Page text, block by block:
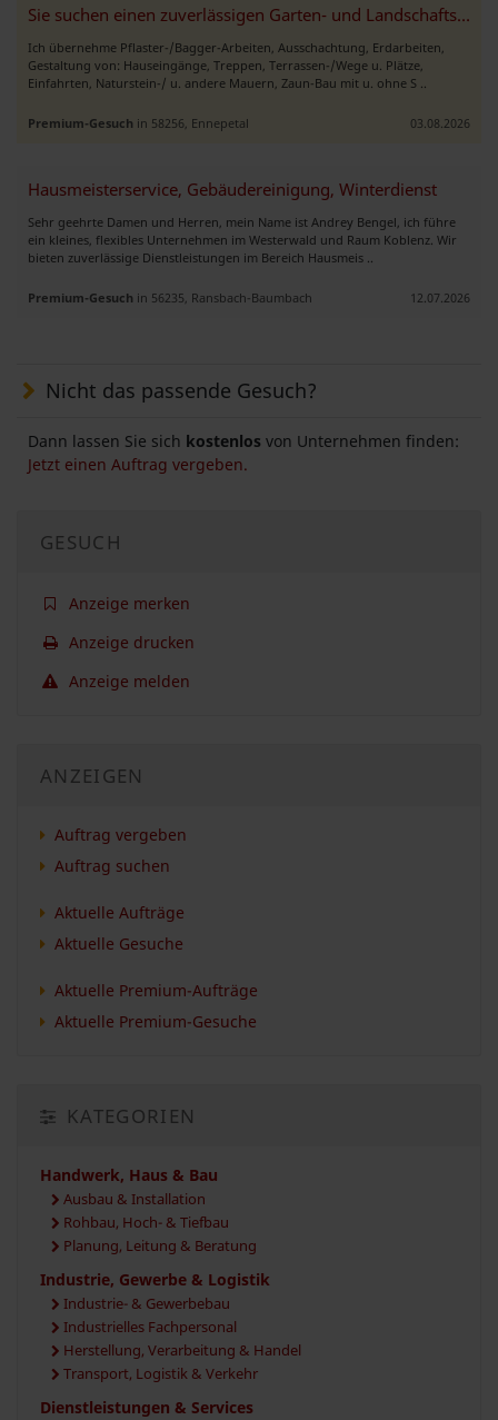
Sie suchen einen zuverlässigen Garten- und Landschaftsbau?
Ich übernehme Pflaster-/Bagger-Arbeiten, Ausschachtung, Erdarbeiten,
Gestaltung von: Hauseingänge, Treppen, Terrassen-/Wege u. Plätze,
Einfahrten, Naturstein-/ u. andere Mauern, Zaun-Bau mit u. ohne S ..
Premium-Gesuch in 58256, Ennepetal 03.08.2026
Hausmeisterservice, Gebäudereinigung, Winterdienst
Sehr geehrte Damen und Herren, mein Name ist Andrey Bengel, ich führe
ein kleines, flexibles Unternehmen im Westerwald und Raum Koblenz. Wir
bieten zuverlässige Dienstleistungen im Bereich Hausmeis ..
Premium-Gesuch in 56235, Ransbach-Baumbach 12.07.2026
Nicht das passende Gesuch?
Dann lassen Sie sich kostenlos von Unternehmen finden:
Jetzt einen Auftrag vergeben.
GESUCH
Anzeige merken
Anzeige drucken
Anzeige melden
ANZEIGEN
Auftrag vergeben
Auftrag suchen
Aktuelle Aufträge
Aktuelle Gesuche
Aktuelle Premium-Aufträge
Aktuelle Premium-Gesuche
KATEGORIEN
Handwerk, Haus & Bau
Ausbau & Installation
Rohbau, Hoch- & Tiefbau
Planung, Leitung & Beratung
Industrie, Gewerbe & Logistik
Industrie- & Gewerbebau
Industrielles Fachpersonal
Herstellung, Verarbeitung & Handel
Transport, Logistik & Verkehr
Dienstleistungen & Services